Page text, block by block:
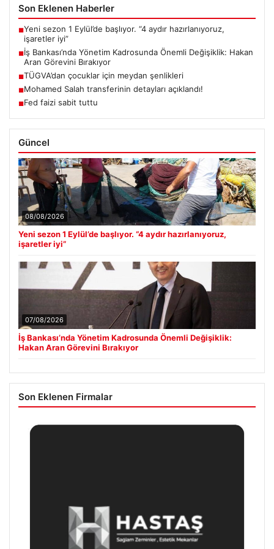
Son Eklenen Haberler
■Yeni sezon 1 Eylül’de başlıyor. “4 aydır hazırlanıyoruz,
işaretler iyi”
■İş Bankası’nda Yönetim Kadrosunda Önemli Değişiklik: Hakan
Aran Görevini Bırakıyor
■TÜGVA’dan çocuklar için meydan şenlikleri
■Mohamed Salah transferinin detayları açıklandı!
■Fed faizi sabit tuttu
Güncel
08/08/2026
Yeni sezon 1 Eylül’de başlıyor. “4 aydır hazırlanıyoruz,
işaretler iyi”
07/08/2026
İş Bankası’nda Yönetim Kadrosunda Önemli Değişiklik:
Hakan Aran Görevini Bırakıyor
Son Eklenen Firmalar